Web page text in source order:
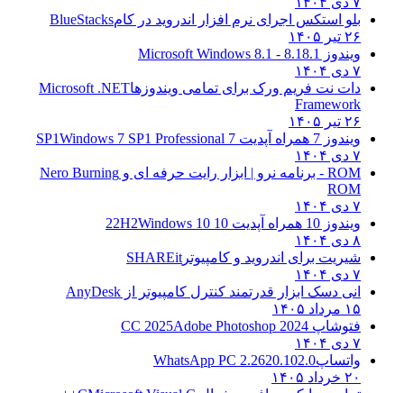
بلو استکس اجرای نرم افزار اندروید در کامBlueStacks
ویندوز 8.18.1 - Microsoft Windows 8.1
دات نت فریم ورک برای تمامی ویندوزهاMicrosoft .NET
Framework
ویندوز 7 همراه آپدیت 7 SP1
Windows 7 SP1 Professional
ROM - برنامه نرو | ابزار رایت حرفه ای و
Nero Burning
ویندوز 10 همراه آپدیت 10 22H2
Windows 10
شیریت برای اندروید و کامپیوترSHAREit
انی دسک ابزار قدرتمند کنترل کامپیوتر ازAnyDesk
فتوشاپ CC 2025Adobe Photoshop 2024
واتساپWhatsApp PC 2.2620.102.0